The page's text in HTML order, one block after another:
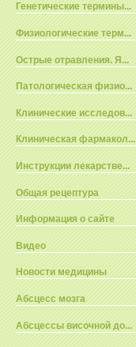
Генетические термины...
Физиологические терм...
Острые отравления. Я...
Патологическая физио...
Клинические исследов...
Клиническая фармакол...
Инструкции лекарстве...
Общая рецептура
Информация о сайте
Видео
Новости медицины
Абсцесс мозга
Абсцессы височной до...